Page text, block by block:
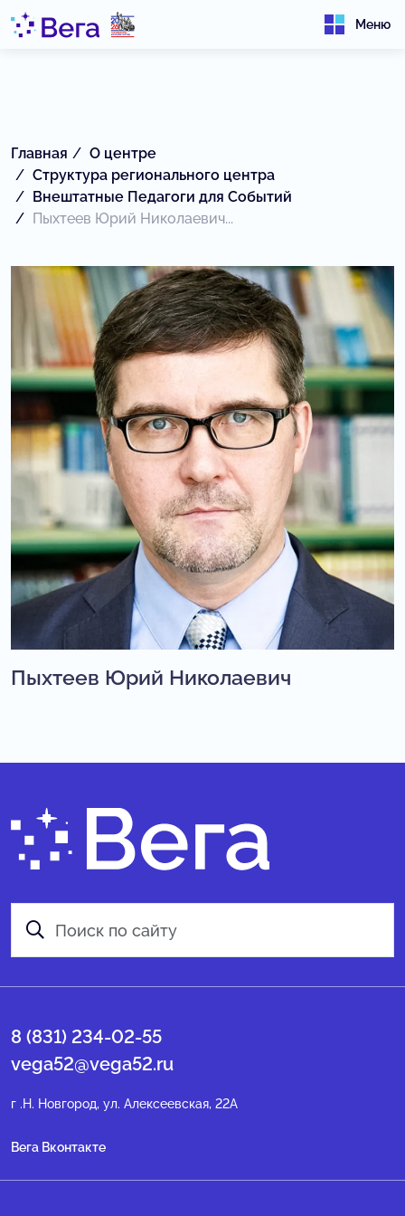
Меню
Главная
О центре
Структура регионального центра
Внештатные Педагоги для Событий
Пыхтеев Юрий Николаевич...
Пыхтеев Юрий Николаевич
8 (831) 234-02-55
vega52@vega52.ru
г .Н. Новгород, ул. Алексеевская, 22А
Вега Вконтакте